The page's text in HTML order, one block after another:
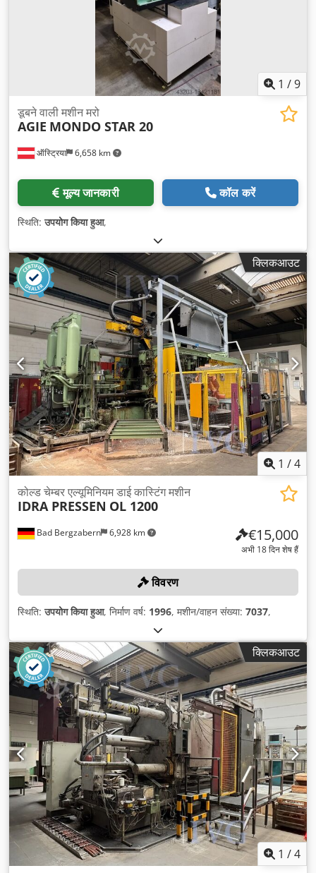
1 /9
ऑस्ट्रिया 6,658 km
डूबने वाली मशीन मरो
AGIE MONDO STAR 20
मूल्य जानकारी कॉल करें
स्थिति:उपयोग किया हुआ,
क्लिकआउट
1 /4
Bad Bergzabern 6,928 km
कोल्ड चेम्बर एल्यूमिनियम डाई कास्टिंग मशीन
IDRA PRESSEN OL 1200
€15,000
अभी 18 दिन शेष हैं
विवरण
स्थिति:उपयोग किया हुआ, निर्माण वर्ष: 1996, मशीन/वाहन संख्या: 7037,
क्लिकआउट
1 /4